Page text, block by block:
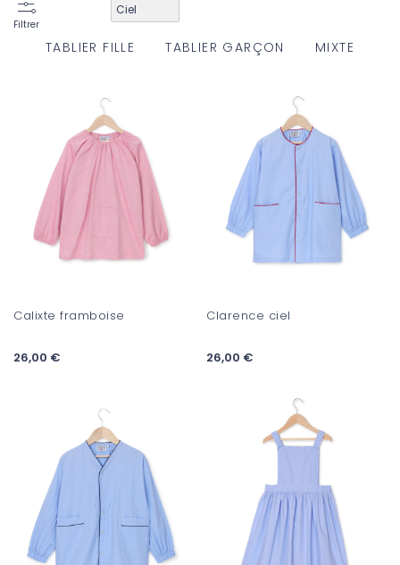
Ciel
TABLIER FILLE TABLIER GARÇON MIXTE
Filtrer
Calixte framboise
26,00 €
Clarence ciel
26,00 €